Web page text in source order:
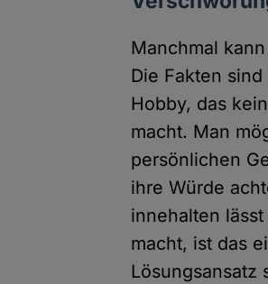
Manchmal
Die Fakten sind
Hobby, das
macht. Man
persönlichen
ihre Würde
innehalten
macht, ist das
Lösungsansatz